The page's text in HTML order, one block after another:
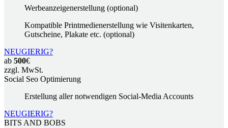
Werbeanzeigenerstellung (optional)
Kompatible Printmedienerstellung wie Visitenkarten,
Gutscheine, Plakate etc. (optional)
NEUGIERIG?
ab 500€
zzgl. MwSt.
Social Seo Optimierung
Erstellung aller notwendigen Social-Media Accounts
NEUGIERIG?
BITS AND BOBS